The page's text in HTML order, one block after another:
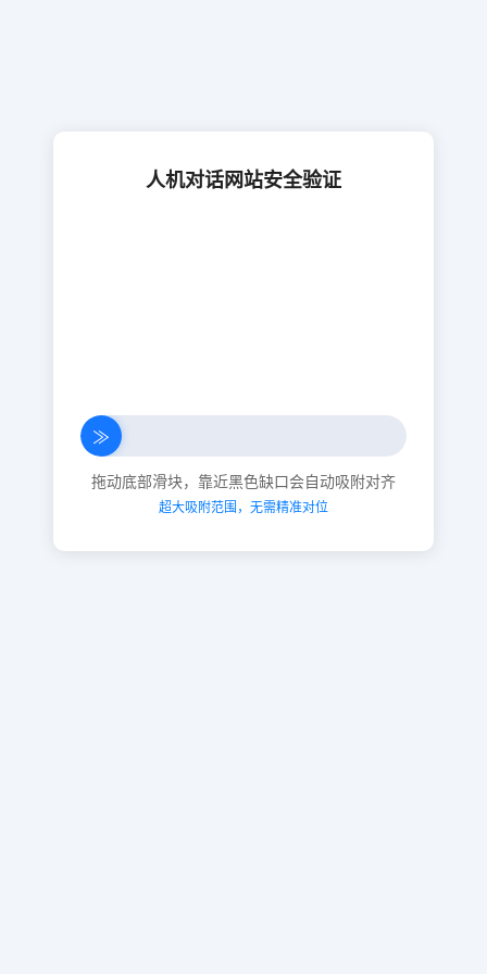
人机对话网站安全验证
≫
拖动底部滑块，靠近黑色缺口会自动吸附对齐
超大吸附范围，无需精准对位